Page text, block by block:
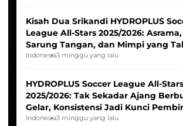
Kisah Dua Srikandi HYDROPLUS
League All-Stars 2025/2026: Asrama,
Sarung Tangan, dan Mimpi yang
Pernah Padam
Indonesia3 minggu yang lalu
HYDROPLUS Soccer League All-Stars
2025/2026: Tak Sekadar Ajang
Gelar, Konsistensi Jadi Kunci
Indonesia3 minggu yang lalu